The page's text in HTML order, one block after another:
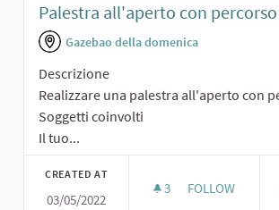
Palestra all'aperto con
Gazebao della domenica
Descrizione
Realizzare una palestra all'aperto con
Soggetti coinvolti
Il tuo...
CREATED AT
03/05/2022
3 3 FOLLOWERS
FOLLOW